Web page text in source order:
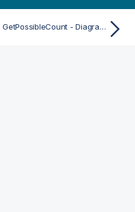
GetPossibleCount - Diagrammfunktion